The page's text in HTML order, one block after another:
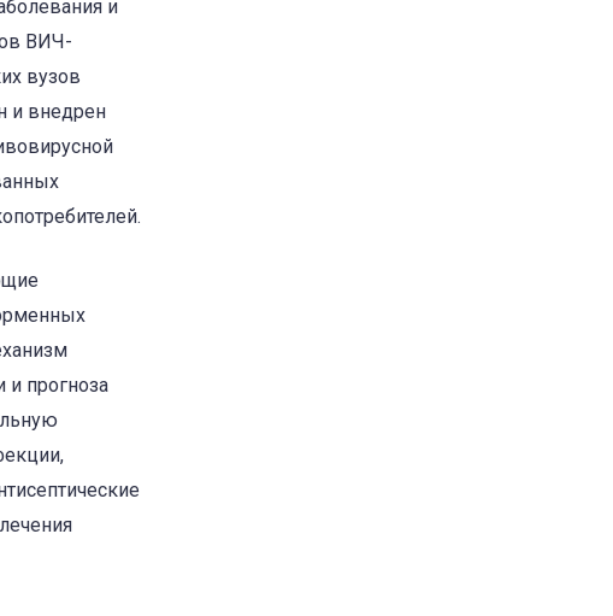
и
ВИЧ-
вузов
и внедрен
и прогноза